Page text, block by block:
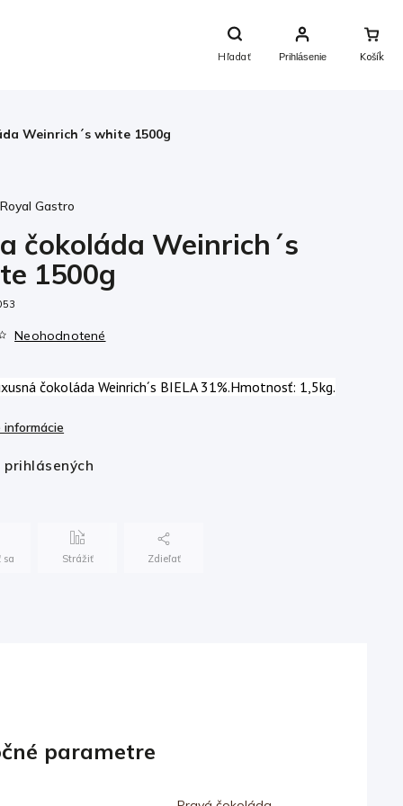
Hľadať
Nákupný
Košík
Prihlásenie
Weinrich´s white 1500g
čokoláda Weinrich´s
1500g
Neohodnotené
čokoláda Weinrich´s BIELA 31%.Hmotnosť: 1,5kg.
Royal Gastro
prihlásených
sa Strážiť Zdieľať
parametre